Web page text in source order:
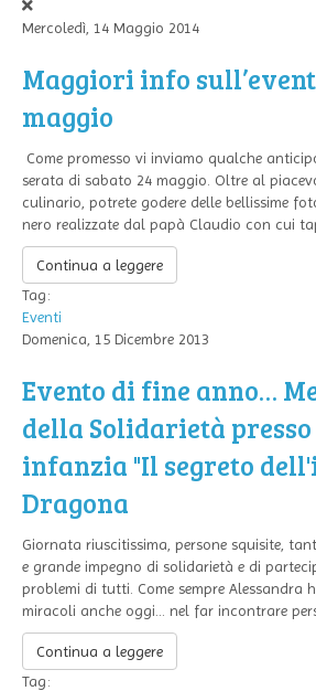
Mercoledì, 14 Maggio 2014
Maggiori info
maggio
Come promesso vi inviamo qualche
serata di sabato 24 maggio. Oltre al
culinario, potrete godere delle bellissime
nero realizzate dal papà Claudio con cui
Continua a leggere
Tag:
Eventi
Domenica, 15 Dicembre 2013
Evento di fine anno…
della Solidarietà
infanzia "Il segreto
Dragona
Giornata riuscitissima, persone squisite,
e grande impegno di solidarietà e di
problemi di tutti. Come sempre Alessandra
miracoli anche oggi… nel far incontrare
Continua a leggere
Tag: